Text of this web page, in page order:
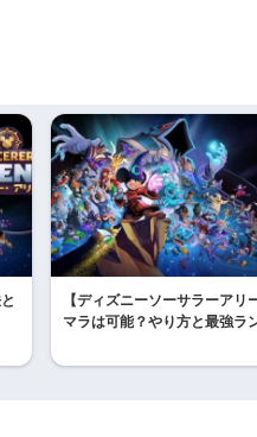
【ディズニーソーサラーアリ
マラは可能？やり方と最強ラ